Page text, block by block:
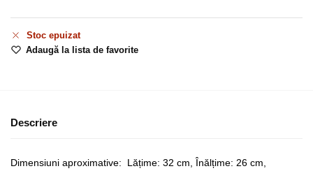
Stoc epuizat
Adaugă la lista de favorite
Descriere
Dimensiuni aproximative: Lățime: 32 cm, Înălțime: 26 cm,